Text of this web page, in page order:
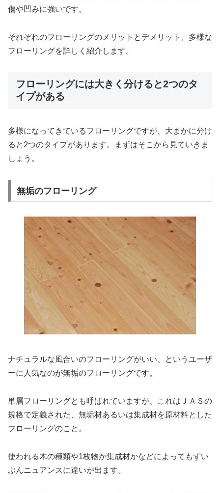
傷や凹みに強いです。
それぞれのフローリングのメリットとデメリット、多様な
フローリングを詳しく紹介します。
フローリングには大きく分けると2つのタ
イプがある
多様になってきているフローリングですが、大まかに分け
ると2つのタイプがあります。まずはそこから見ていきま
しょう。
無垢のフローリング
ナチュラルな風合いのフローリングがいい、というユーザ
ーに人気なのが無垢のフローリングです。
単層フローリングとも呼ばれていますが、これはＪＡＳの
規格で定義された、無垢材あるいは集成材を原材料とした
フローリングのこと。
使われる木の種類や1枚物か集成材かなどによってもずい
ぶんニュアンスに違いが出ます。